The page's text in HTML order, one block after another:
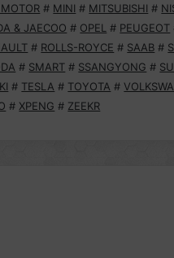
# MINI # MITSUBISHI #
& JAECOO # OPEL # PEUGEOT
# ROLLS-ROYCE # SAAB #
# SMART # SSANGYONG #
# TESLA # TOYOTA #
# XPENG # ZEEKR